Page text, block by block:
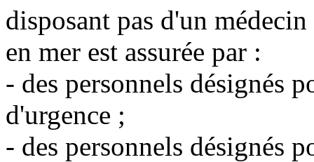
disposant pas d'un
en mer est assurée par :
- des personnels désignés
d'urgence ;
- des personnels désignés